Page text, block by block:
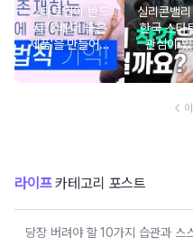
스타트업이 반드
시 '3배 더 좋은
제품'을 만들어야
하는 이유
실리콘밸
한국 스타
관심이
라이프카테고리 포스트
당장 버려야 할 10가지 습관과 스